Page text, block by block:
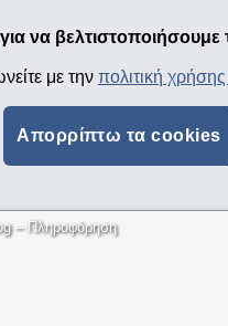
να
με την πολιτική
Απορρίπτω τα cookies
– Πληροφόρηση